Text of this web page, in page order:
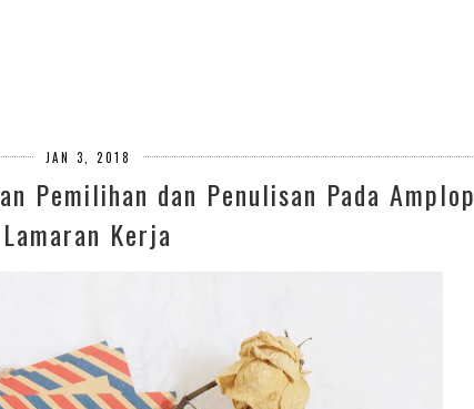
JAN 3, 2018
Pemilihan dan Penulisan Pada Amplop
Lamaran Kerja